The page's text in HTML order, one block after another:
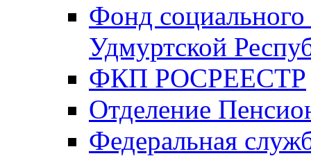
Фонд
Удмуртской
ФКП РОСРЕЕСТР
Отделение
Федеральная